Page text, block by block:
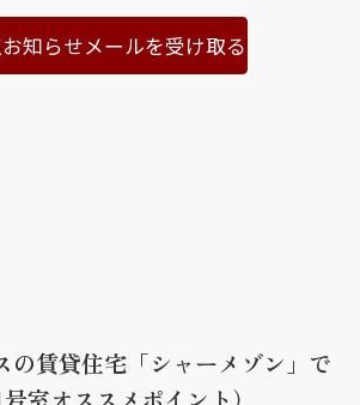
・シニア向け
知らせメールを受け取る
の賃貸住宅「シャーメゾン」で